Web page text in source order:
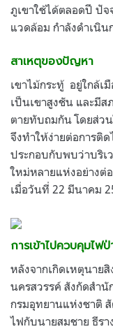
ภูเขาใช้ได้ตลอดปี ปัจ
แวดล้อม กำลังดำเนิน
สาเหตุของปัญหา
เขาไม้กระทู้ อยู่ใกล้
เป็นเขาสูงชัน และมี
ตายทับถมกัน โดยส่ว
จึงทำให้ง่ายต่อการติ
ประกอบกับพบว่าบริเ
ใหม่หลายแห่งอย่างต่
เมื่อวันที่ 22 มีนาคม
การเข้าไปควบคุมไฟป่
หลังจากเกิดเหตุนาย
นครสวรรค์ สังกัดสำ
กรมอุทยานแห่งชาติ
ไฟกับนายสมชาย ธีร